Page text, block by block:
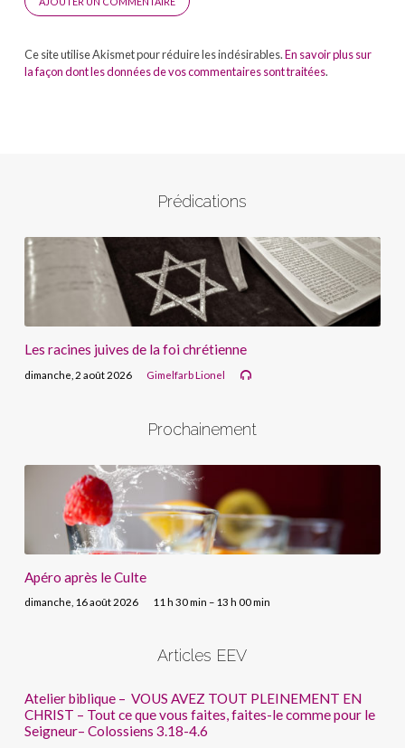
Ce site utilise Akismet pour réduire les indésirables.En savoir plus sur
la façon dont les données de vos commentaires sont traitées.
Prédications
Les racines juives de la foi chrétienne
dimanche, 2 août 2026 Gimelfarb Lionel
Prochainement
Apéro après le Culte
dimanche, 16 août 2026 11 h 30 min – 13 h 00 min
Articles EEV
Atelier biblique – VOUS AVEZ TOUT PLEINEMENT EN
CHRIST – Tout ce que vous faites, faites-le comme pour le
Seigneur– Colossiens 3.18-4.6